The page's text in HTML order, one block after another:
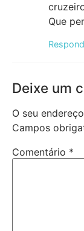
Que
Deixe um
O seu
Campos
Comentário *